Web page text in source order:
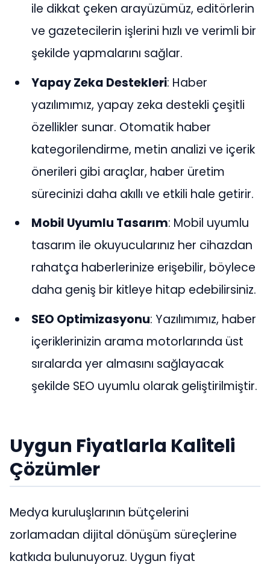
ile dikkat çeken arayüzümüz, editörlerin
ve gazetecilerin işlerini hızlı ve verimli bir
şekilde yapmalarını sağlar.
Yapay Zeka Destekleri: Haber
yazılımımız, yapay zeka destekli çeşitli
özellikler sunar. Otomatik haber
kategorilendirme, metin analizi ve içerik
önerileri gibi araçlar, haber üretim
sürecinizi daha akıllı ve etkili hale getirir.
Mobil Uyumlu Tasarım: Mobil uyumlu
tasarım ile okuyucularınız her cihazdan
rahatça haberlerinize erişebilir, böylece
daha geniş bir kitleye hitap edebilirsiniz.
SEO Optimizasyonu: Yazılımımız, haber
içeriklerinizin arama motorlarında üst
sıralarda yer almasını sağlayacak
şekilde SEO uyumlu olarak geliştirilmiştir.
Uygun Fiyatlarla Kaliteli
Çözümler
Medya kuruluşlarının bütçelerini
zorlamadan dijital dönüşüm süreçlerine
katkıda bulunuyoruz. Uygun fiyat